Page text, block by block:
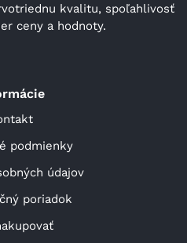
kvalitu, spoľahlivosť
ceny a hodnoty.
podmienky
údajov
poriadok